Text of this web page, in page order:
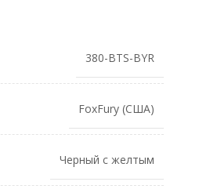
380-BTS-BYR
FoxFury (США)
Черный с желтым